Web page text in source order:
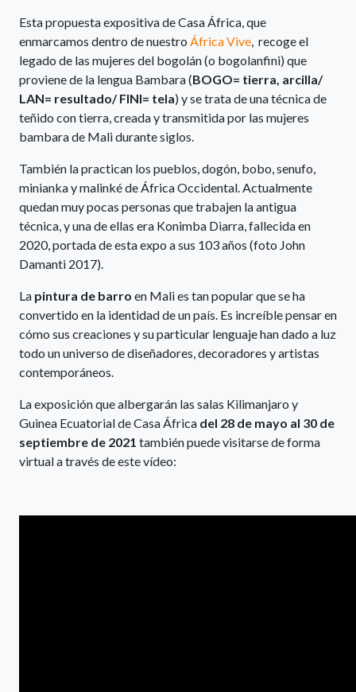
Esta propuesta expositiva de Casa África, que
enmarcamos dentro de nuestro África Vive , recoge el
legado de las mujeres del bogolán (o bogolanfini) que
proviene de la lengua Bambara (BOGO= tierra, arcilla/
LAN= resultado/ FINI= tela) y se trata de una técnica de
teñido con tierra, creada y transmitida por las mujeres
bambara de Mali durante siglos.
También la practican los pueblos, dogón, bobo, senufo,
minianka y malinké de África Occidental. Actualmente
quedan muy pocas personas que trabajen la antigua
técnica, y una de ellas era Konimba Diarra, fallecida en
2020, portada de esta expo a sus 103 años (foto John
Damanti 2017).
La pintura de barro en Mali es tan popular que se ha
convertido en la identidad de un país. Es increíble pensar en
cómo sus creaciones y su particular lenguaje han dado a luz
todo un universo de diseñadores, decoradores y artistas
contemporáneos.
La exposición que albergarán las salas Kilimanjaro y
Guinea Ecuatorial de Casa África del 28 de mayo al 30 de
septiembre de 2021 también puede visitarse de forma
virtual a través de este vídeo: